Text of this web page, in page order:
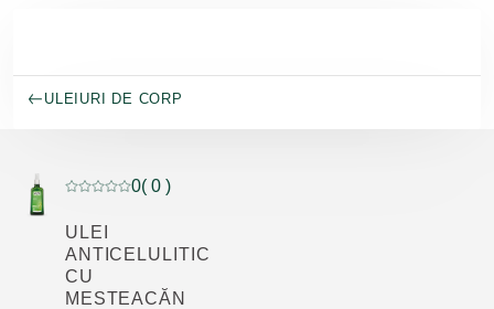
ULEIURI DE CORP
Evaluare curentă: 0 din 5 stele evaluat de 0 clienți
0( 0 )
ULEI
ANTICELULITIC
CU
MESTEACĂN